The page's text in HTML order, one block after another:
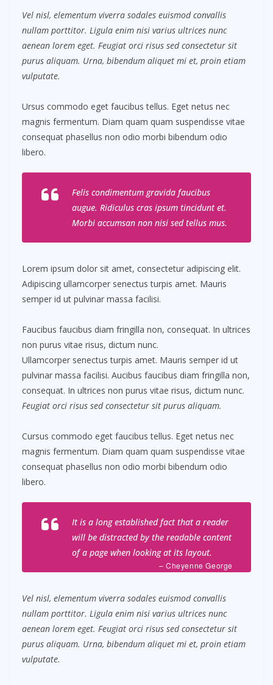
Vel nisl, elementum viverra sodales euismod convallis
nullam porttitor. Ligula enim nisi varius ultrices nunc
aenean lorem eget. Feugiat orci risus sed consectetur sit
purus aliquam. Urna, bibendum aliquet mi et, proin etiam
vulputate.
Ursus commodo eget faucibus tellus. Eget netus nec
magnis fermentum. Diam quam quam suspendisse vitae
consequat phasellus non odio morbi bibendum odio
libero.
Felis condimentum gravida faucibus
augue. Ridiculus cras ipsum tincidunt et.
Morbi accumsan non nisi sed tellus mus.
Lorem ipsum dolor sit amet, consectetur adipiscing elit.
Adipiscing ullamcorper senectus turpis amet. Mauris
semper id ut pulvinar massa facilisi.
Faucibus faucibus diam fringilla non, consequat. In ultrices
non purus vitae risus, dictum nunc.
Ullamcorper senectus turpis amet. Mauris semper id ut
pulvinar massa facilisi. Aucibus faucibus diam fringilla non,
consequat. In ultrices non purus vitae risus, dictum nunc.
Feugiat orci risus sed consectetur sit purus aliquam.
Cursus commodo eget faucibus tellus. Eget netus nec
magnis fermentum. Diam quam quam suspendisse vitae
consequat phasellus non odio morbi bibendum odio
libero.
It is a long established fact that a reader
will be distracted by the readable content
of a page when looking at its layout.
– Cheyenne George
Vel nisl, elementum viverra sodales euismod convallis
nullam porttitor. Ligula enim nisi varius ultrices nunc
aenean lorem eget. Feugiat orci risus sed consectetur sit
purus aliquam. Urna, bibendum aliquet mi et, proin etiam
vulputate.